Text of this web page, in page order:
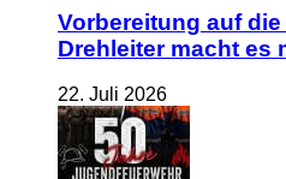
Vorbereitung auf
Drehleiter macht es
22. Juli 2026